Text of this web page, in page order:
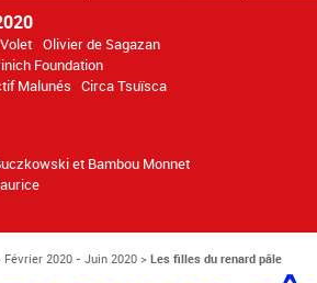
Olivier de Sagazan
Foundation
Malunés Circa Tsuïsca
et Bambou Monnet
Février 2020 - Juin 2020 >Les filles du renard pâle